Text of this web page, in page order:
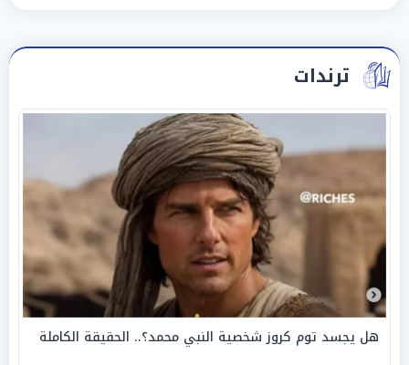
ترندات
هل يجسد توم كروز شخصية النبي محمد؟.. الحقيقة الكاملة